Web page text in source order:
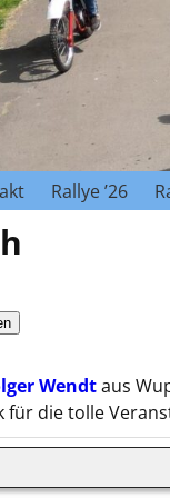
Rallye ’26
Wendtaus
für die tolle